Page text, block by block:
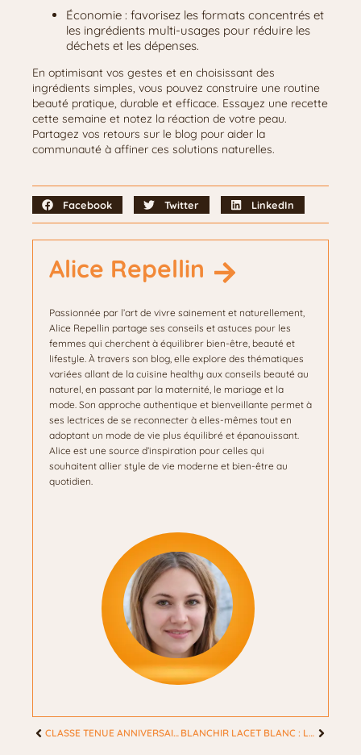
Économie : favorisez les formats concentrés et
les ingrédients multi-usages pour réduire les
déchets et les dépenses.
En optimisant vos gestes et en choisissant des
ingrédients simples, vous pouvez construire une routine
beauté pratique, durable et efficace. Essayez une recette
cette semaine et notez la réaction de votre peau.
Partagez vos retours sur le blog pour aider la
communauté à affiner ces solutions naturelles.
Facebook Twitter LinkedIn
Alice Repellin
Passionnée par l’art de vivre sainement et naturellement,
Alice Repellin partage ses conseils et astuces pour les
femmes qui cherchent à équilibrer bien-être, beauté et
lifestyle. À travers son blog, elle explore des thématiques
variées allant de la cuisine healthy aux conseils beauté au
naturel, en passant par la maternité, le mariage et la
mode. Son approche authentique et bienveillante permet à
ses lectrices de se reconnecter à elles-mêmes tout en
adoptant un mode de vie plus équilibré et épanouissant.
Alice est une source d’inspiration pour celles qui
souhaitent allier style de vie moderne et bien-être au
quotidien.
CLASSE TENUE ANNIVERSAIRE : LA TENUE PARFAITE POUR ÊTRE ÉLÉGANTE ? BLANCHIR LACET BLANC : LA MÉTHODE BICARBONATE POUR UN BLANC ÉCLATANT